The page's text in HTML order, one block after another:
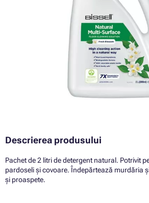
Descrierea produsului
Pachet de 2 litri de detergent natural. Potrivit
pardoseli și covoare. Îndepărtează murdăria
și proaspete.